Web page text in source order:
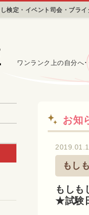
検定・イベント司会・ブラ
ワンランク上の自分へ
お知
もし
もしも
★試験